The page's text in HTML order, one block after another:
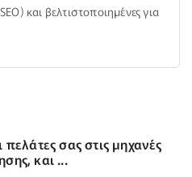
και βελτιστοποιημένες για
σας στις μηχανές
και ...